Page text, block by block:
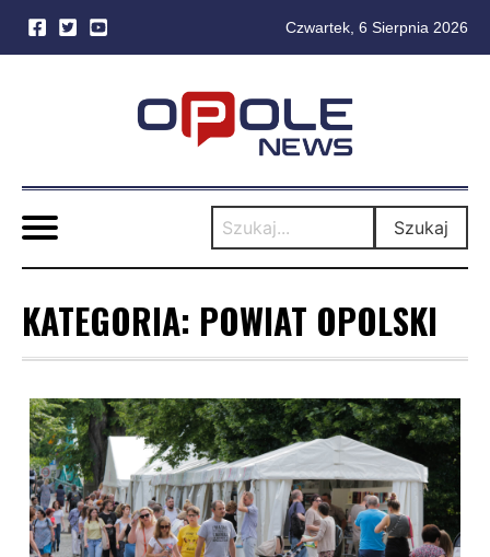
Czwartek, 6 Sierpnia 2026
Szukaj
KATEGORIA: POWIAT OPOLSKI